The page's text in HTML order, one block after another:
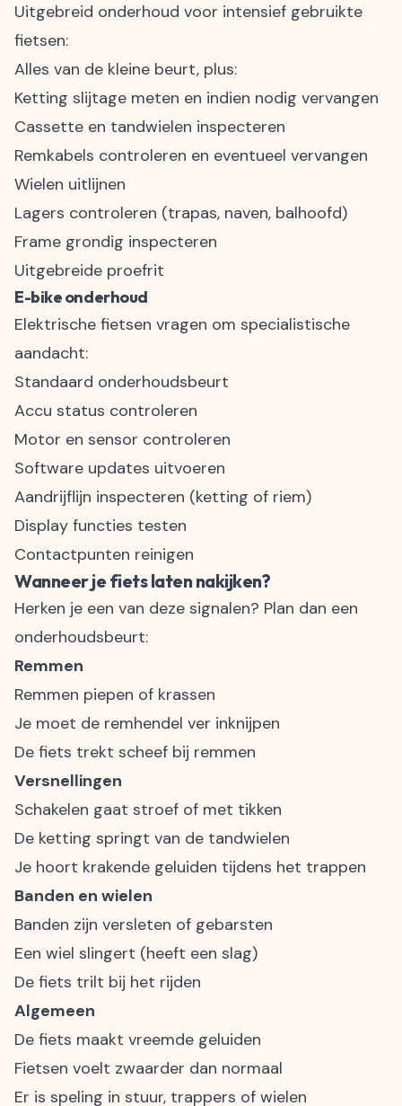
Uitgebreid onderhoud voor intensief gebruikte
fietsen:
Alles van de kleine beurt, plus:
Ketting slijtage meten en indien nodig vervangen
Cassette en tandwielen inspecteren
Remkabels controleren en eventueel vervangen
Wielen uitlijnen
Lagers controleren (trapas, naven, balhoofd)
Frame grondig inspecteren
Uitgebreide proefrit
E-bikeonderhoud
Elektrische fietsen vragen om specialistische
aandacht:
Standaard onderhoudsbeurt
Accu status controleren
Motor en sensor controleren
Software updates uitvoeren
Aandrijflijn inspecteren (ketting of riem)
Display functies testen
Contactpunten reinigen
Wanneer je fiets laten nakijken?
Herken je een van deze signalen? Plan dan een
onderhoudsbeurt:
Remmen
Remmen piepen of krassen
Je moet de remhendel ver inknijpen
De fiets trekt scheef bij remmen
Versnellingen
Schakelen gaat stroef of met tikken
De ketting springt van de tandwielen
Je hoort krakende geluiden tijdens het trappen
Banden en wielen
Banden zijn versleten of gebarsten
Een wiel slingert (heeft een slag)
De fiets trilt bij het rijden
Algemeen
De fiets maakt vreemde geluiden
Fietsen voelt zwaarder dan normaal
Er is speling in stuur, trappers of wielen